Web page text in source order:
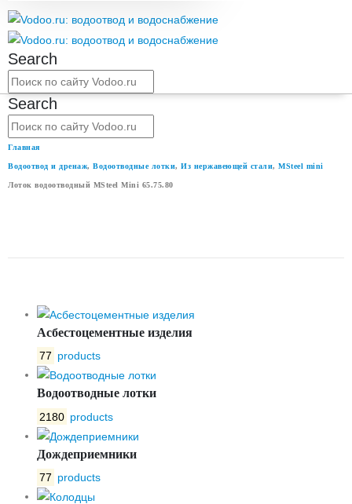
Search
Search
Главная
Водоотвод и дренаж, Водоотводные лотки, Из нержавеющей стали, MSteel mini
Лоток водоотводный MSteel Mini 65.75.80
Асбестоцементные изделия
77 products
Водоотводные лотки
2180 products
Дождеприемники
77 products